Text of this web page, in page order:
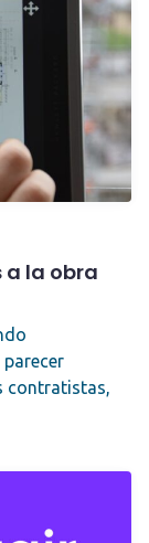
la obra
contratistas,